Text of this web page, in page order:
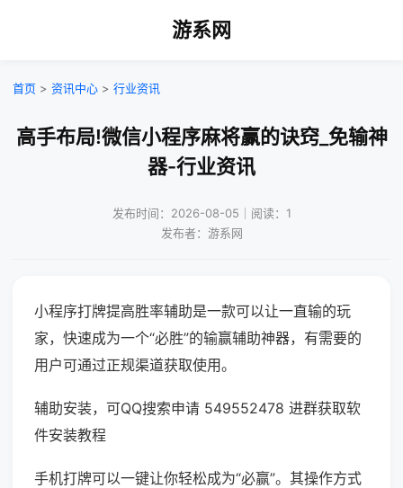
游系网
首页 > 资讯中心 > 行业资讯
高手布局!微信小程序麻将赢的诀窍_免输神
器-行业资讯
发布时间：2026-08-05｜阅读：1
发布者：游系网
小程序打牌提高胜率辅助是一款可以让一直输的玩
家，快速成为一个“必胜”的输赢辅助神器，有需要的
用户可通过正规渠道获取使用。
辅助安装，可QQ搜索申请 549552478 进群获取软
件安装教程
手机打牌可以一键让你轻松成为“必赢”。其操作方式